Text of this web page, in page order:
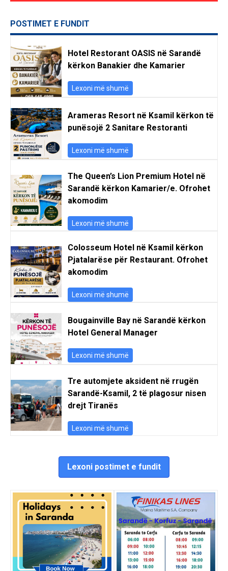
POSTIMET E FUNDIT
Hotel Restorant OASIS në Sarandë
kërkon Banakier dhe Kamarier
Lexoni më shumë
Arameras Resort në Ksamil kërkon të
punësojë 2 Sanitare Restoranti
Lexoni më shumë
The Queen’s Lion Premium Hotel në
Sarandë kërkon Kamarier/e. Ofrohet
akomodim
Lexoni më shumë
Colosseum Hotel në Ksamil kërkon
Pjatalarëse për Restaurant. Ofrohet
akomodim
Lexoni më shumë
Bougainville Bay në Sarandë kërkon
Hotel General Manager
Lexoni më shumë
Tre automjete aksident në rrugën
Sarandë-Ksamil, 2 të plagosur nisen
drejt Tiranës
Lexoni më shumë
Lexoni postimet e fundit